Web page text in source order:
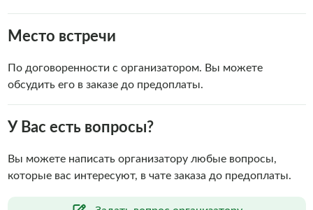
Место встречи
По договоренности с организатором. Вы можете
обсудить его в заказе до предоплаты.
У Вас есть вопросы?
Вы можете написать организатору любые вопросы,
которые вас интересуют, в чате заказа до предоплаты.